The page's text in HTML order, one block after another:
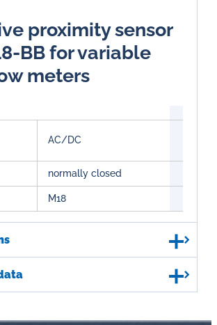
proximity sensor
BB for variable
meters
AC/DC
normally closed
M18